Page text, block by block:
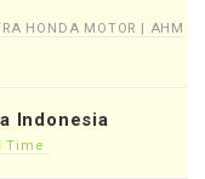
HONDA MOTOR | AHM
Indonesia
Time